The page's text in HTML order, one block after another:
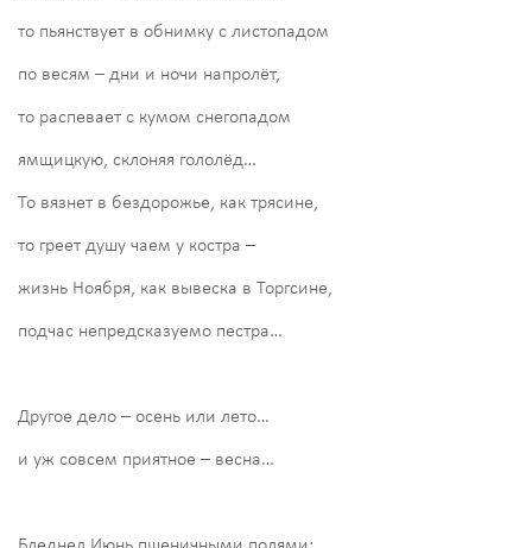
то пьянствует в обнимку с листопадом
по весям – дни и ночи напролёт,
то распевает с кумом снегопадом
ямщицкую, склоняя гололёд…
То вязнет в бездорожье, как трясине,
то греет душу чаем у костра –
жизнь Ноября, как вывеска в Торгсине,
подчас непредсказуемо пестра…
Другое дело – осень или лето…
и уж совсем приятное – весна…